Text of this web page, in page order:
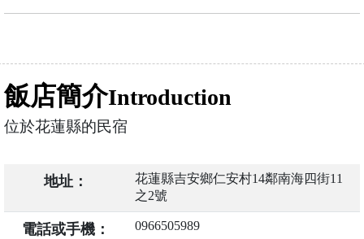
飯店簡介Introduction
位於花蓮縣的民宿
地址：
花蓮縣吉安鄉仁安村14鄰南海四街11
之2號
電話或手機： 0966505989